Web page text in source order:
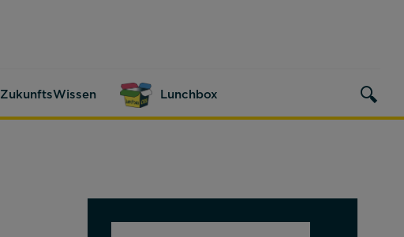
ZukunftsWissen Lunchbox